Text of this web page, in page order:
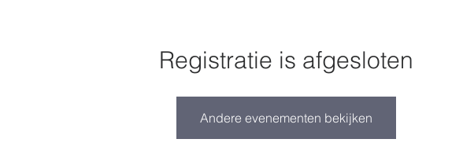
Registratie is afgesloten
Andere evenementen bekijken